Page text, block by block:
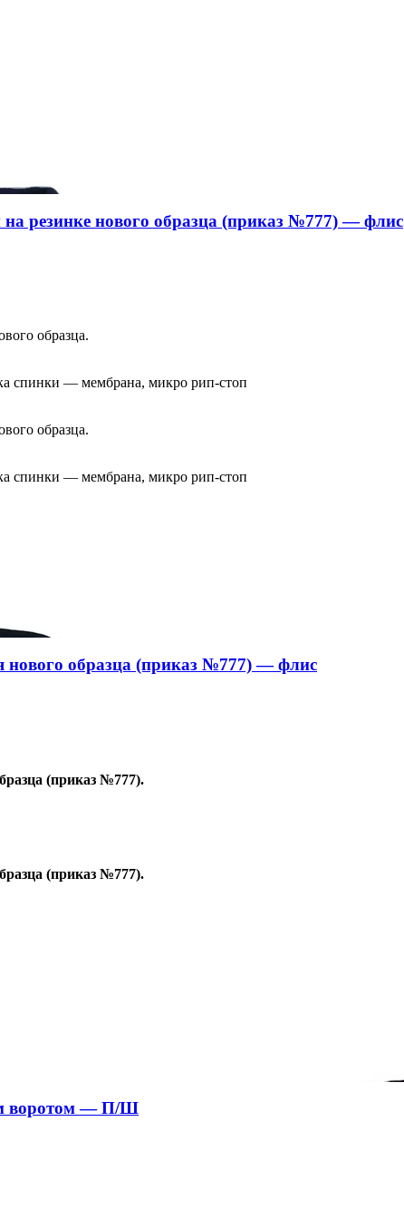
резинке нового образца (приказ №777) — флис
образца.
спинки — мембрана, микро рип-стоп
образца.
спинки — мембрана, микро рип-стоп
образца (приказ №777) — флис
(приказ №777).
(приказ №777).
воротом — П/Ш